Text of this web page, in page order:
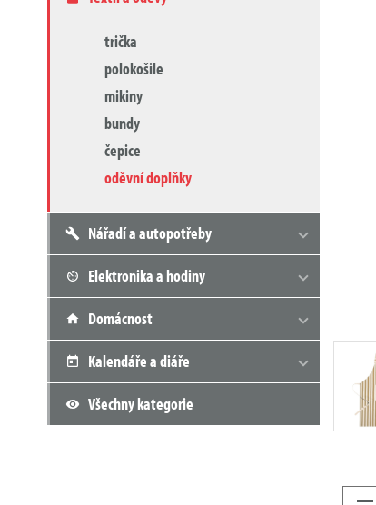
trička
polokošile
mikiny
bundy
čepice
oděvní doplňky
Nářadí a autopotřeby
Elektronika a hodiny
Domácnost
Kalendáře a diáře
Všechny kategorie